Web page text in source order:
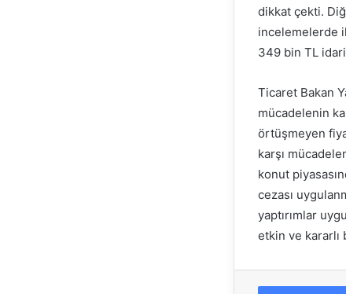
dikkat çekti.
incelemelerde
349 bin TL idari
Ticaret Bakan
mücadelenin
örtüşmeyen
karşı
konut
cezası
yaptırımlar
etkin ve